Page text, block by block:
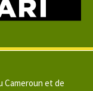
Cameroun et de